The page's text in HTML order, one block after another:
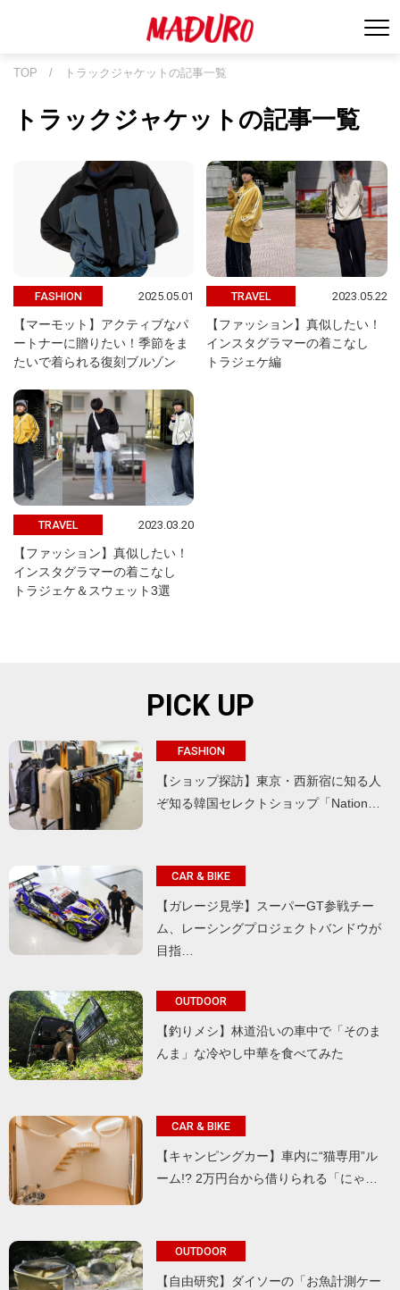
TOP / トラックジャケットの記事一覧
トラックジャケットの記事一覧
FASHION 2025.05.01
【マーモット】アクティブなパ
ートナーに贈りたい！季節をま
たいで着られる復刻ブルゾン
TRAVEL 2023.05.22
【ファッション】真似したい！
インスタグラマーの着こなし
トラジェケ編
TRAVEL 2023.03.20
【ファッション】真似したい！
インスタグラマーの着こなし
トラジェケ＆スウェット3選
PICK UP
FASHION
【ショップ探訪】東京・西新宿に知る人
ぞ知る韓国セレクトショップ「Nation…
CAR & BIKE
【ガレージ見学】スーパーGT参戦チー
ム、レーシングプロジェクトバンドウが
目指…
OUTDOOR
【釣りメシ】林道沿いの車中で「そのま
んま」な冷やし中華を食べてみた
CAR & BIKE
【キャンピングカー】車内に“猫専用”ル
ーム!? 2万円台から借りられる「にゃ…
OUTDOOR
【自由研究】ダイソーの「お魚計測ケー